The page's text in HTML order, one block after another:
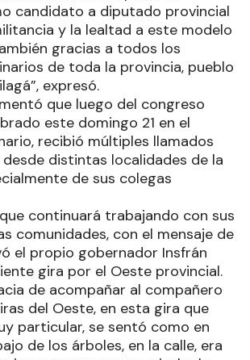
candidato a diputado provincial
y la lealtad a este modelo
gracias a todos los
de toda la provincia, pueblo
expresó.
que luego del congreso
este domingo 21 en el
recibió múltiples llamados
distintas localidades de la
de sus colegas
continuará trabajando con sus
comunidades, con el mensaje de
el propio gobernador Insfrán
gira por el Oeste provincial.
de acompañar al compañero
del Oeste, en esta gira que
particular, se sentó como en
de los árboles, en la calle, era